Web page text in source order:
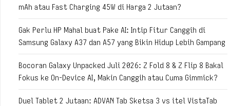
mAh atau Fast Charging 45W di Harga 2 Jutaan?
Gak Perlu HP Mahal buat Pake AI: Intip Fitur Canggih di
Samsung Galaxy A37 dan A57 yang Bikin Hidup Lebih Gampang
Bocoran Galaxy Unpacked Juli 2026: Z Fold 8 & Z Flip 8 Bakal
Fokus ke On-Device AI, Makin Canggih atau Cuma Gimmick?
Duel Tablet 2 Jutaan: ADVAN Tab Sketsa 3 vs itel VistaTab